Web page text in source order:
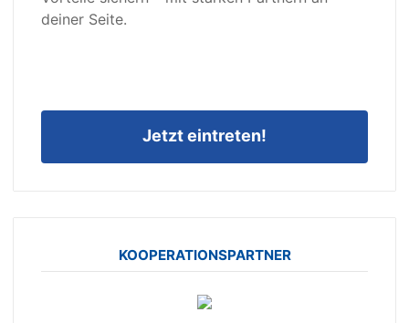
deiner Seite.
Jetzt eintreten!
KOOPERATIONSPARTNER